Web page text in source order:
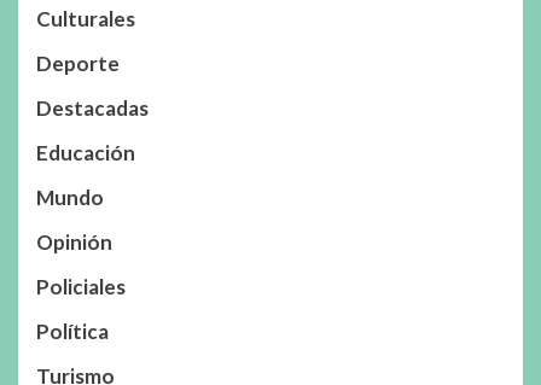
Culturales
Deporte
Destacadas
Educación
Mundo
Opinión
Policiales
Política
Turismo